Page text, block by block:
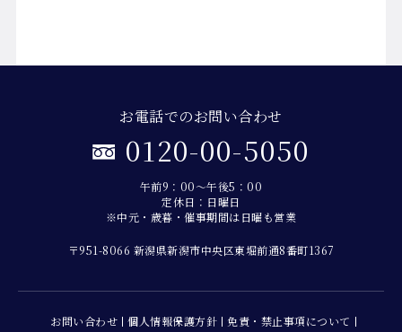
お電話でのお問い合わせ
0120-00-5050
午前9：00～午後5：00
定休日：日曜日
※中元・歳暮・催事期間は日曜も営業
〒951-8066 新潟県新潟市中央区東堀前通8番町1367
お問い合わせ 個人情報保護方針
免責・禁止事項について